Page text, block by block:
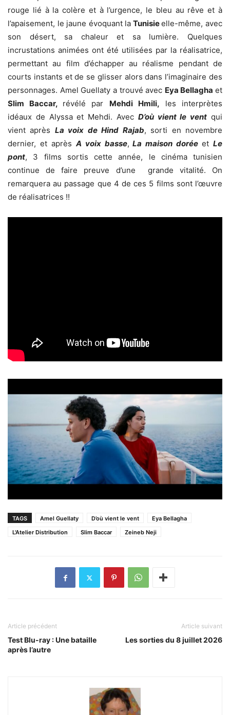
rouge lié à la colère et à l’urgence, le bleu au rêve et à
l’apaisement, le jaune évoquant la Tunisieelle-même, avec
son désert, sa chaleur et sa lumière. Quelques
incrustations animées ont été utilisées par la réalisatrice,
permettant au film d’échapper au réalisme pendant de
courts instants et de se glisser alors dans l’imaginaire des
personnages. Amel Guellaty a trouvé avec Eya Bellagha et
Slim Baccar, révélé par Mehdi Hmili, les interprètes
idéaux de Alyssa et Mehdi. Avec D’où vient le vent qui
vient après La voix de Hind Rajab, sorti en novembre
dernier, et après A voix basse, La maison doréeetLe
pont, 3 films sortis cette année, le cinéma tunisien
continue de faire preuve d’une grande vitalité. On
remarquera au passage que 4 de ces 5 films sont l’œuvre
de réalisatrices !!
TAGS Amel Guellaty D’où vient le vent
Eya Bellagha
L'Atelier Distribution
Slim Baccar Zeineb Neji
Article précédent
Test Blu-ray : Une bataille
après l’autre
Article suivant
Les sorties du 8 juillet 2026